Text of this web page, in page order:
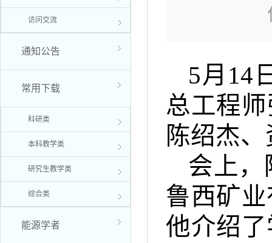
访问交流
通知公告
常用下载
科研类
本科教学类
研究生教学类
综合类
能源学者
5月14
总工程
陈绍杰
会上，
鲁西矿
他介绍